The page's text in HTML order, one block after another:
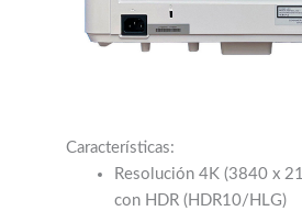
Características:
Resolución 4K (3840 x
con HDR (HDR10/HLG)